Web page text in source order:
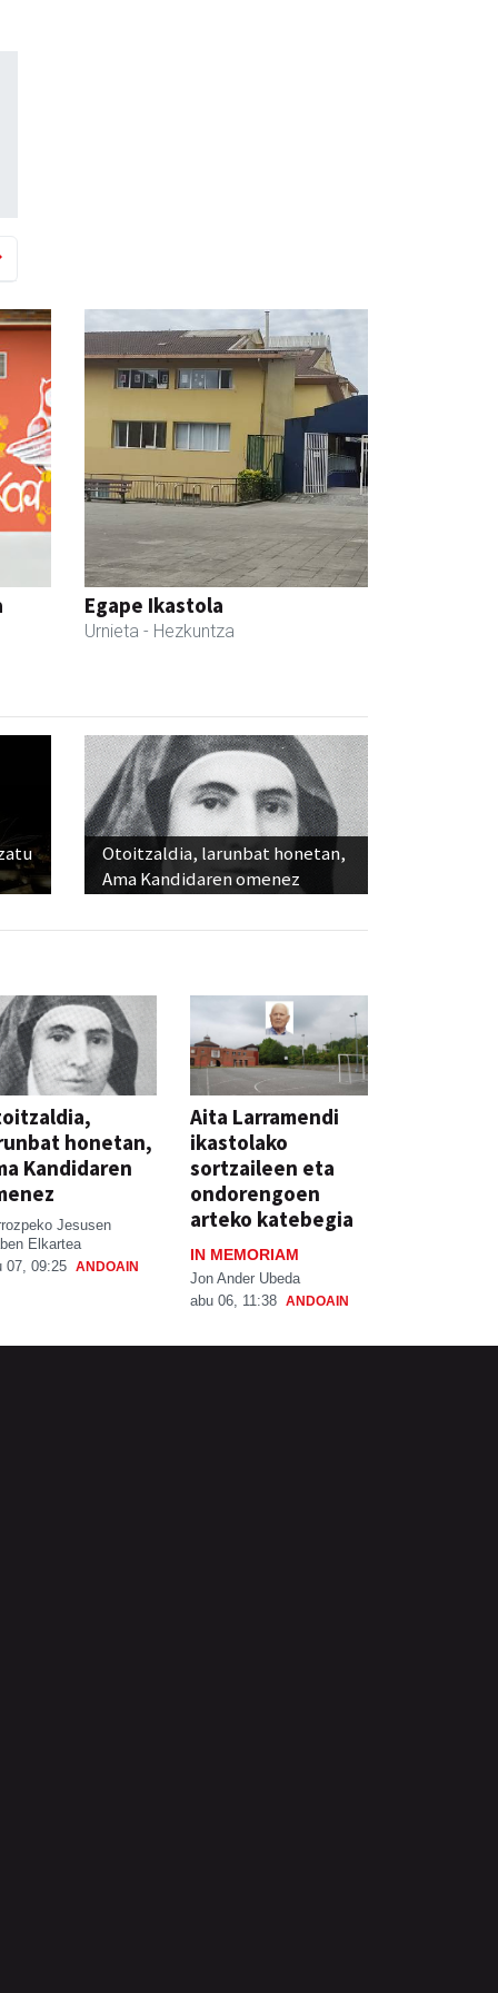
Egape Ikastola
Urnieta - Hezkuntza
Otoitzaldia, larunbat honetan,
Ama Kandidaren omenez
honetan,
Kandidaren
Jesusen
Elkartea
07, 09:25 ANDOAIN
Aita Larramendi
ikastolako
sortzaileen eta
ondorengoen
arteko katebegia
IN MEMORIAM
Jon Ander Ubeda
abu 06, 11:38 ANDOAIN